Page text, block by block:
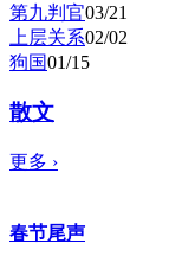
第九判官03/21
上层关系02/02
狗国01/15
散文
更多 ›
春节尾声